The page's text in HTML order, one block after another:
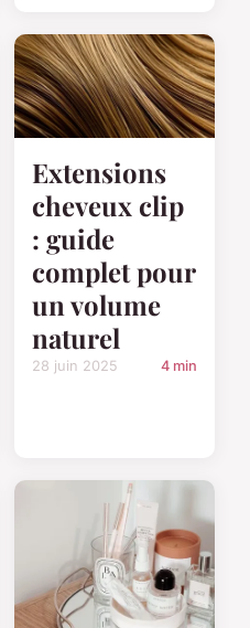
Extensions
cheveux clip
: guide
complet pour
un volume
naturel
28 juin 2025 4 min